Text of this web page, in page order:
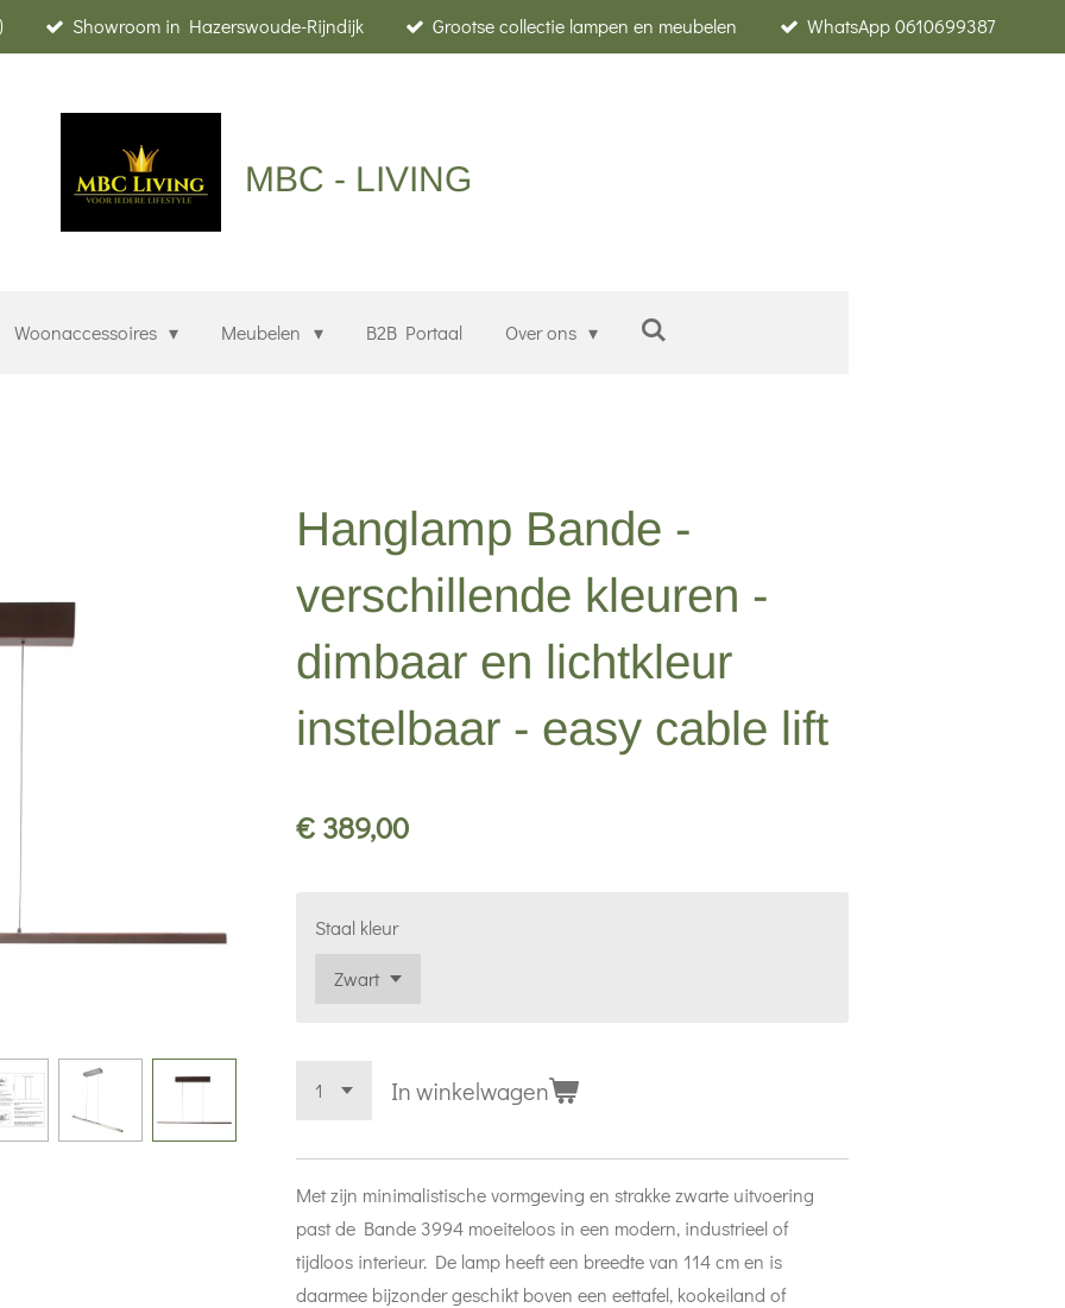
Showroom in Hazerswoude-Rijndijk Grootse collectie lampen en meubelen WhatsApp 0610699387
MBC - LIVING
Woonaccessoires Meubelen B2B Portaal Over ons
Hanglamp Bande -
verschillende kleuren -
dimbaar en lichtkleur
instelbaar - easy cable lift
€ 389,00
Staal kleur
In winkelwagen
Met zijn minimalistische vormgeving en strakke zwarte uitvoering
past de Bande 3994 moeiteloos in een modern, industrieel of
tijdloos interieur. De lamp heeft een breedte van 114 cm en is
daarmee bijzonder geschikt boven een eettafel, kookeiland of